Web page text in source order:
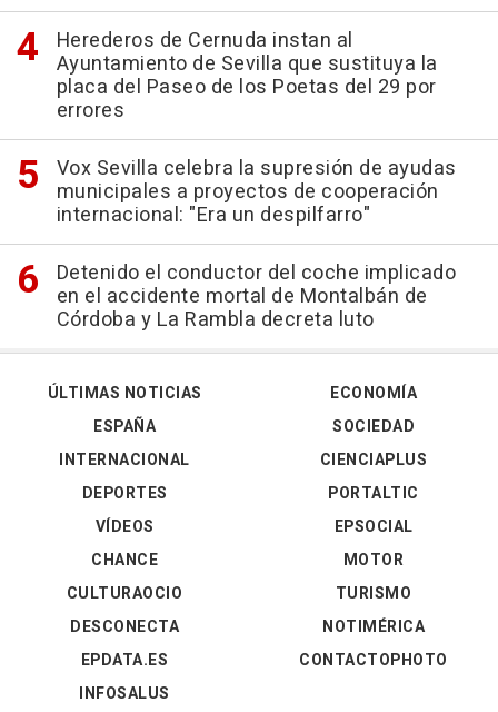
Herederos de Cernuda instan al
Ayuntamiento de Sevilla que sustituya la
placa del Paseo de los Poetas del 29 por
errores
Vox Sevilla celebra la supresión de ayudas
municipales a proyectos de cooperación
internacional: "Era un despilfarro"
Detenido el conductor del coche implicado
en el accidente mortal de Montalbán de
Córdoba y La Rambla decreta luto
ÚLTIMAS NOTICIAS
ESPAÑA
INTERNACIONAL
DEPORTES
VÍDEOS
ECONOMÍA
SOCIEDAD
CIENCIAPLUS
PORTALTIC
EPSOCIAL
CHANCE
CULTURAOCIO
DESCONECTA
EPDATA.ES
INFOSALUS
MOTOR
TURISMO
NOTIMÉRICA
CONTACTOPHOTO